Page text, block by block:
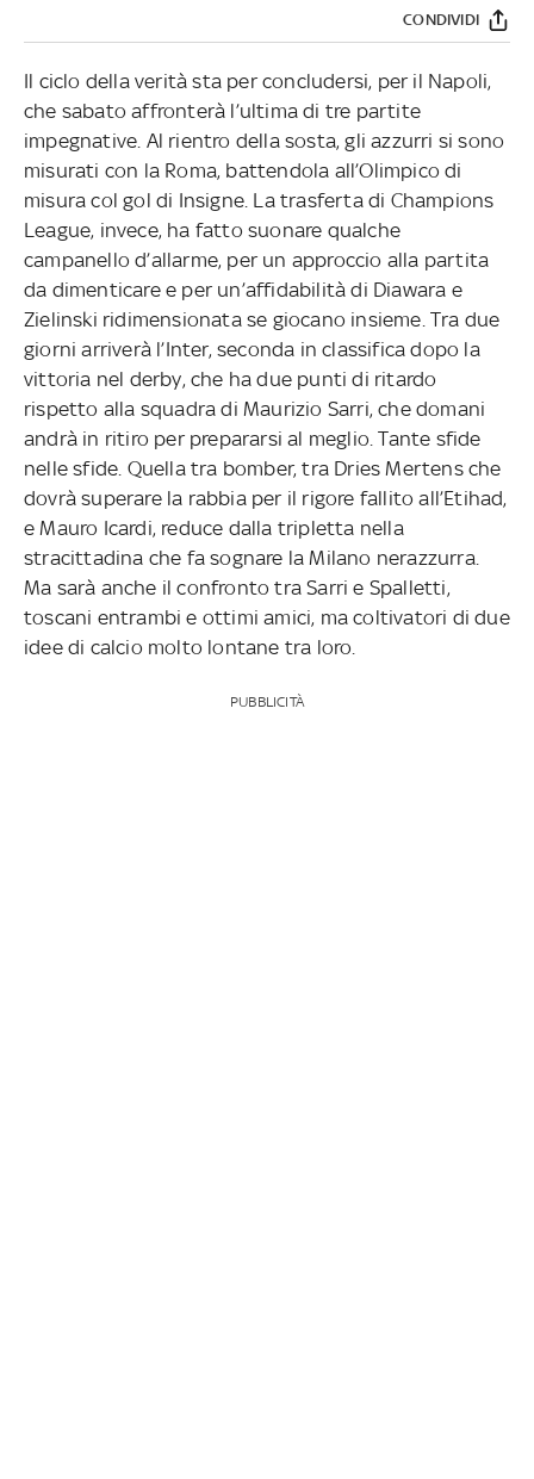
CONDIVIDI
Il ciclo della verità sta per concludersi, per il Napoli,
che sabato affronterà l’ultima di tre partite
impegnative. Al rientro della sosta, gli azzurri si sono
misurati con la Roma, battendola all’Olimpico di
misura col gol di Insigne. La trasferta di Champions
League, invece, ha fatto suonare qualche
campanello d’allarme, per un approccio alla partita
da dimenticare e per un’affidabilità di Diawara e
Zielinski ridimensionata se giocano insieme. Tra due
giorni arriverà l’Inter, seconda in classifica dopo la
vittoria nel derby, che ha due punti di ritardo
rispetto alla squadra di Maurizio Sarri, che domani
andrà in ritiro per prepararsi al meglio. Tante sfide
nelle sfide. Quella tra bomber, tra Dries Mertens che
dovrà superare la rabbia per il rigore fallito all’Etihad,
e Mauro Icardi, reduce dalla tripletta nella
stracittadina che fa sognare la Milano nerazzurra.
Ma sarà anche il confronto tra Sarri e Spalletti,
toscani entrambi e ottimi amici, ma coltivatori di due
idee di calcio molto lontane tra loro.
PUBBLICITÀ